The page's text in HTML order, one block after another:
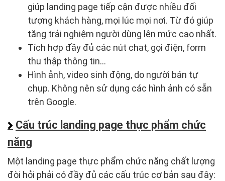
giúp landing page tiếp cận được nhiều đối
tượng khách hàng, mọi lúc mọi nơi. Từ đó giúp
tăng trải nghiệm người dùng lên mức cao nhất.
Tích hợp đầy đủ các nút chat, gọi điện, form
thu thập thông tin…
Hình ảnh, video sinh động, do người bán tự
chụp. Không nên sử dụng các hình ảnh có sẵn
trên Google.
Cấu trúc landing page thực phẩm chức
năng
Một landing page thực phẩm chức năng chất lượng
đòi hỏi phải có đầy đủ các cấu trúc cơ bản sau đây: